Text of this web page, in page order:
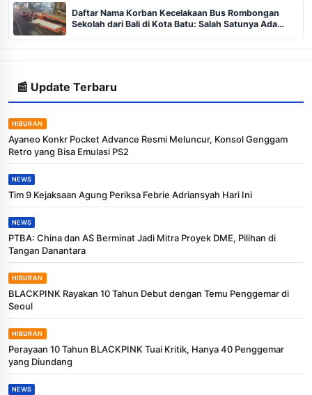
Daftar Nama Korban Kecelakaan Bus Rombongan
Sekolah dari Bali di Kota Batu: Salah Satunya Ada
📰 Update Terbaru
HIBURAN
Ayaneo Konkr Pocket Advance Resmi Meluncur, Konsol Genggam
Retro yang Bisa Emulasi PS2
NEWS
Tim 9 Kejaksaan Agung Periksa Febrie Adriansyah Hari Ini
NEWS
PTBA: China dan AS Berminat Jadi Mitra Proyek DME, Pilihan di
Tangan Danantara
HIBURAN
BLACKPINK Rayakan 10 Tahun Debut dengan Temu Penggemar di
Seoul
HIBURAN
Perayaan 10 Tahun BLACKPINK Tuai Kritik, Hanya 40 Penggemar
yang Diundang
NEWS